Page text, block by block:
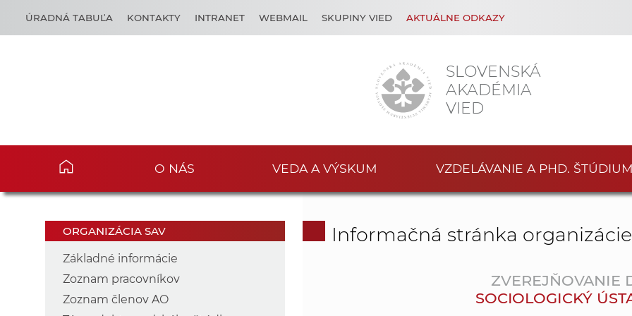
SLOVENSKÁ
AKADÉMIA
VIED
ÚRADNÁ TABUĽA KONTAKTY INTRANET WEBMAIL SKUPINY VIED AKTUÁLNE ODKAZY
O NÁS VEDA A VÝSKUM VZDELÁVANIE A PHD. ŠTÚDIUM
ORGANIZÁCIA SAV
Základné informácie
Zoznam pracovníkov
Zoznam členov AO
Informačná stránka organizácie
ZVEREJŇOVANIE
SOCIOLOGICKÝ